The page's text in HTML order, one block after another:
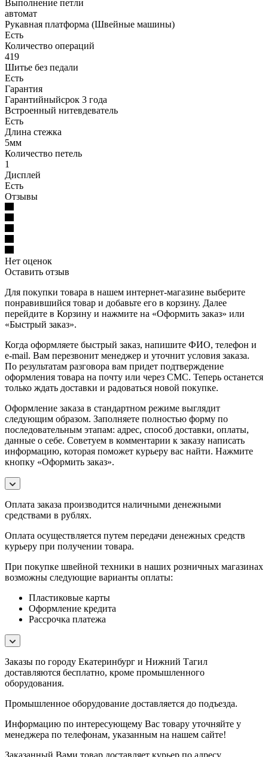
Выполнение петли
автомат
Рукавная платформа (Швейные машины)
Есть
Количество операций
419
Шитье без педали
Есть
Гарантия
Гарантийныйсрок 3 года
Встроенный нитевдеватель
Есть
Длина стежка
5мм
Количество петель
1
Дисплей
Есть
Отзывы
Нет оценок
Оставить отзыв
Для покупки товара в нашем интернет-магазине выберите
понравившийся товар и добавьте его в корзину. Далее
перейдите в Корзину и нажмите на «Оформить заказ» или
«Быстрый заказ».
Когда оформляете быстрый заказ, напишите ФИО, телефон и
e-mail. Вам перезвонит менеджер и уточнит условия заказа.
По результатам разговора вам придет подтверждение
оформления товара на почту или через СМС. Теперь останется
только ждать доставки и радоваться новой покупке.
Оформление заказа в стандартном режиме выглядит
следующим образом. Заполняете полностью форму по
последовательным этапам: адрес, способ доставки, оплаты,
данные о себе. Советуем в комментарии к заказу написать
информацию, которая поможет курьеру вас найти. Нажмите
кнопку «Оформить заказ».
Оплата заказа производится наличными денежными
средствами в рублях.
Оплата осуществляется путем передачи денежных средств
курьеру при получении товара.
При покупке швейной техники в наших розничных магазинах
возможны следующие варианты оплаты:
Пластиковые карты
Оформление кредита
Рассрочка платежа
Заказы по городу Екатеринбург и Нижний Тагил
доставляются бесплатно, кроме промышленного
оборудования.
Промышленное оборудование доставляется до подъезда.
Информацию по интересующему Вас товару уточняйте у
менеджера по телефонам, указанным на нашем сайте!
Заказанный Вами товар доставляет курьер по адресу